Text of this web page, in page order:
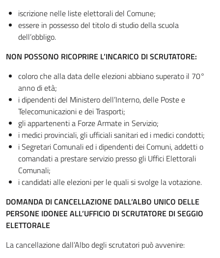
iscrizione nelle liste elettorali del Comune;
essere in possesso del titolo di studio della scuola
dell’obbligo.
NON POSSONO RICOPRIRE L’INCARICO DI SCRUTATORE:
coloro che alla data delle elezioni abbiano superato il 70°
anno di età;
i dipendenti del Ministero dell’Interno, delle Poste e
Telecomunicazioni e dei Trasporti;
gli appartenenti a Forze Armate in Servizio;
i medici provinciali, gli ufficiali sanitari ed i medici condotti;
i Segretari Comunali ed i dipendenti dei Comuni, addetti o
comandati a prestare servizio presso gli Uffici Elettorali
Comunali;
i candidati alle elezioni per le quali si svolge la votazione.
DOMANDA DI CANCELLAZIONE DALL’ALBO UNICO DELLE
PERSONE IDONEE ALL’UFFICIO DI SCRUTATORE DI SEGGIO
ELETTORALE
La cancellazione dall’Albo degli scrutatori può avvenire: